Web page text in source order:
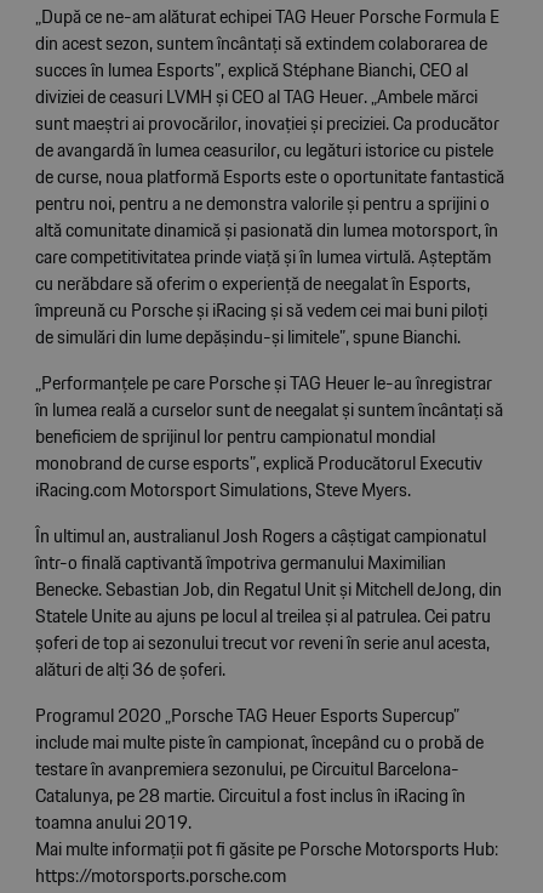
„După ce ne-am alăturat echipei TAG Heuer Porsche Formula E
din acest sezon, suntem încântați să extindem colaborarea de
succes în lumea Esports”, explică Stéphane Bianchi, CEO al
diviziei de ceasuri LVMH și CEO al TAG Heuer. „Ambele mărci
sunt maeștri ai provocărilor, inovației și preciziei. Ca producător
de avangardă în lumea ceasurilor, cu legături istorice cu pistele
de curse, noua platformă Esports este o oportunitate fantastică
pentru noi, pentru a ne demonstra valorile și pentru a sprijini o
altă comunitate dinamică și pasionată din lumea motorsport, în
care competitivitatea prinde viață și în lumea virtulă. Așteptăm
cu nerăbdare să oferim o experiență de neegalat în Esports,
împreună cu Porsche și iRacing și să vedem cei mai buni piloți
de simulări din lume depășindu-și limitele”, spune Bianchi.
„Performanțele pe care Porsche și TAG Heuer le-au înregistrar
în lumea reală a curselor sunt de neegalat și suntem încântați să
beneficiem de sprijinul lor pentru campionatul mondial
monobrand de curse esports”, explică Producătorul Executiv
iRacing.com Motorsport Simulations, Steve Myers.
În ultimul an, australianul Josh Rogers a câștigat campionatul
într-o finală captivantă împotriva germanului Maximilian
Benecke. Sebastian Job, din Regatul Unit și Mitchell deJong, din
Statele Unite au ajuns pe locul al treilea și al patrulea. Cei patru
șoferi de top ai sezonului trecut vor reveni în serie anul acesta,
alături de alți 36 de șoferi.
Programul 2020 „Porsche TAG Heuer Esports Supercup”
include mai multe piste în campionat, începând cu o probă de
testare în avanpremiera sezonului, pe Circuitul Barcelona-
Catalunya, pe 28 martie. Circuitul a fost inclus în iRacing în
toamna anului 2019.
Mai multe informații pot fi găsite pe Porsche Motorsports Hub:
https://motorsports.porsche.com